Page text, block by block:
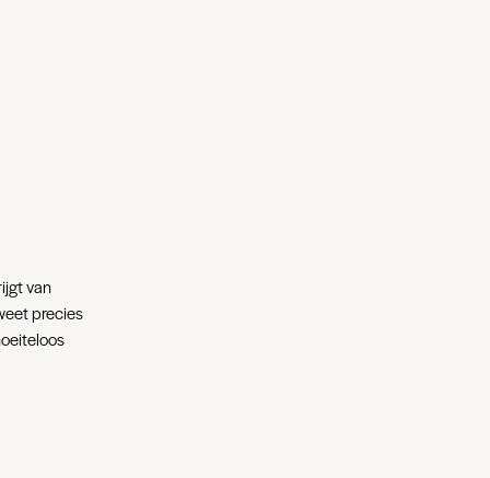
van
precies